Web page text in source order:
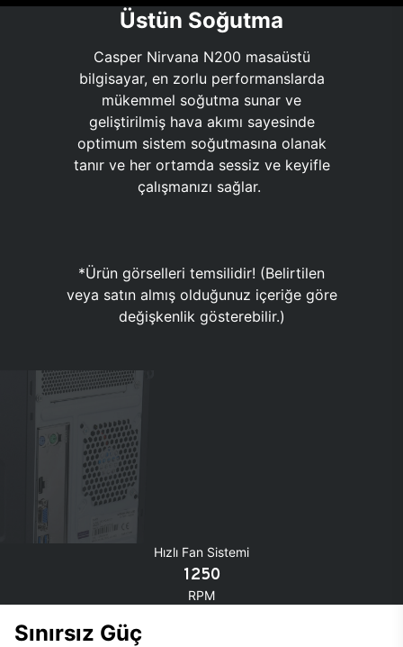
Üstün Soğutma
Casper Nirvana N200 masaüstü
bilgisayar, en zorlu performanslarda
mükemmel soğutma sunar ve
geliştirilmiş hava akımı sayesinde
optimum sistem soğutmasına olanak
tanır ve her ortamda sessiz ve keyifle
çalışmanızı sağlar.
*Ürün görselleri temsilidir! (Belirtilen
veya satın almış olduğunuz içeriğe göre
değişkenlik gösterebilir.)
Hızlı Fan Sistemi
1250
RPM
Sınırsız Güç